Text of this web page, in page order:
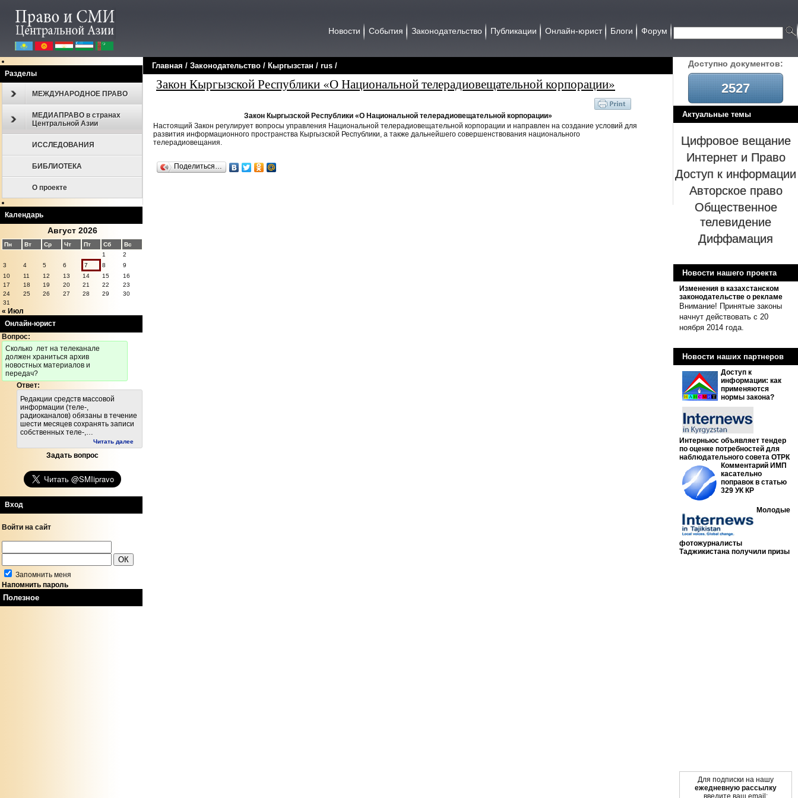
Новости События Законодательство Публикации Онлайн-юрист Блоги Форум
Доcтупно документов:
2527
Актуальные темы
Цифровое вещание
Интернет и Право
Доступ к информации
Авторское право
Общественное
телевидение
Диффамация
Новости нашего проекта
Изменения в казахстанском
законодательстве о рекламе
Внимание! Принятые законы
начнут действовать с 20
ноября 2014 года.
Новости наших партнеров
Доступ к
информации: как
применяются
нормы закона?
Интерньюс объявляет тендер
по оценке потребностей для
наблюдательного совета ОТРК
Комментарий ИМП
касательно
поправок в статью
329 УК КР
Молодые
фотожурналисты
Таджикистана получили призы
Для подписки на нашу
ежедневную рассылку
введите ваш email:
Разделы
МЕЖДУНАРОДНОЕ ПРАВО
МЕДИАПРАВО в странах
Центральной Азии
ИССЛЕДОВАНИЯ
БИБЛИОТЕКА
О проекте
Календарь
Август 2026
Пн Вт Ср Чт Пт Сб
Вс
1
2
3
4 5 6 7 8
9
10
11 12 13 14 15
16
17
18 19 20 21 22
23
24
25 26 27 28 29
30
31
« Июл
Онлайн-юрист
Вопрос:
Cколько лет на телеканале
должен храниться архив
новостных материалов и
передач?
Ответ:
Редакции средств массовой
информации (теле-,
радиоканалов) обязаны в течение
шести месяцев сохранять записи
собственных теле-,…
Читать далее
Задать вопрос
Вход
Войти на сайт
Запомнить меня
Напомнить пароль
Полезное
Главная / Законодательcтво / Кыргызстан / rus /
Закон Кыргызской Республики «О Национальной телерадиовещательной корпорации»
Закон Кыргызской Республики «О Национальной телерадиовещательной корпорации»
Настоящий Закон регулирует вопросы управления Национальной телерадиовещательной корпорации и направлен на создание условий для
развития информационного пространства Кыргызской Республики, а также дальнейшего совершенствования национального
телерадиовещания.
Поделиться…